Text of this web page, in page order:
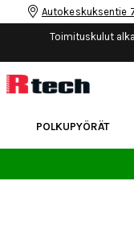
Autokeskuksentie
Toimituskulut
POLKUPYÖRÄT